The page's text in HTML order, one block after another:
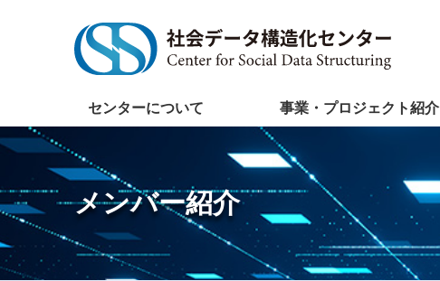
センターについて 事業・プロジェクト紹介
メンバー紹介